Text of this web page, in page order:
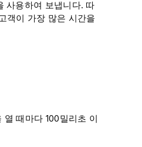
사용하여 보냅니다. 따
객이 가장 많은 시간을
때마다 100밀리초 이